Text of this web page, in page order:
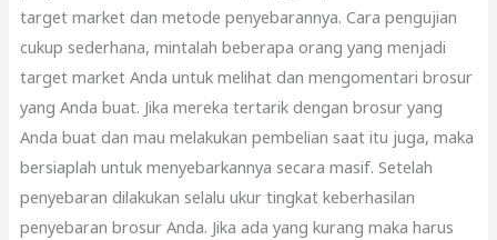
target market dan metode penyebarannya. Cara pengujian
cukup sederhana, mintalah beberapa orang yang menjadi
target market Anda untuk melihat dan mengomentari brosur
yang Anda buat. Jika mereka tertarik dengan brosur yang
Anda buat dan mau melakukan pembelian saat itu juga, maka
bersiaplah untuk menyebarkannya secara masif. Setelah
penyebaran dilakukan selalu ukur tingkat keberhasilan
penyebaran brosur Anda. Jika ada yang kurang maka harus